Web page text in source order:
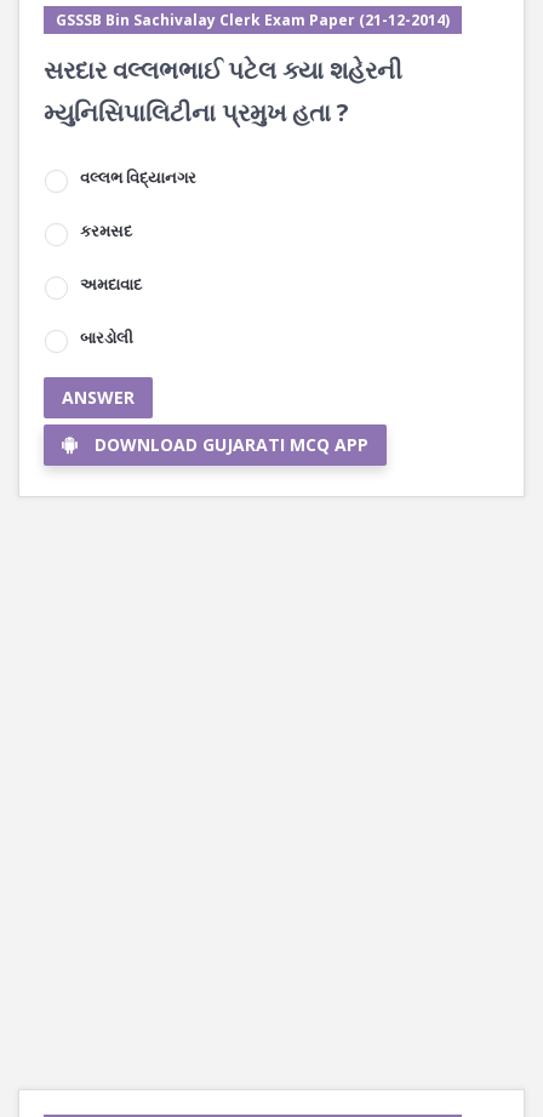
GSSSB Bin Sachivalay Clerk Exam Paper (21-12-2014)
સરદાર વલ્લભભાઈ પટેલ ક્યા શહેરની
મ્યુનિસિપાલિટીના પ્રમુખ હતા ?
વલ્લભ વિદ્યાનગર
કરમસદ
અમદાવાદ
બારડોલી
ANSWER
DOWNLOAD GUJARATI MCQ APP